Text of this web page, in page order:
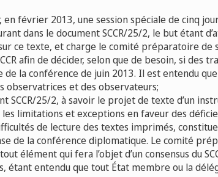
en février 2013, une session spéciale de cinq
dans le document SCCR/25/2, le but étant
ce texte, et charge le comité préparatoire de
afin de décider, selon que de besoin, si des
de la conférence de juin 2013. Il est entendu
observatrices et des observateurs;
SCCR/25/2, à savoir le projet de texte d’un
limitations et exceptions en faveur des
de lecture des textes imprimés,
de la conférence diplomatique. Le comité
élément qui fera l’objet d’un consensus du
étant entendu que tout État membre ou la